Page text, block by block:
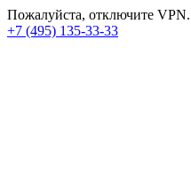
Пожалуйста, отключите VPN.
+7 (495) 135-33-33